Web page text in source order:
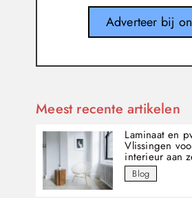
Adverteer bij
Meest recente artikelen
Laminaat en
Vlissingen
interieur aan
Blog